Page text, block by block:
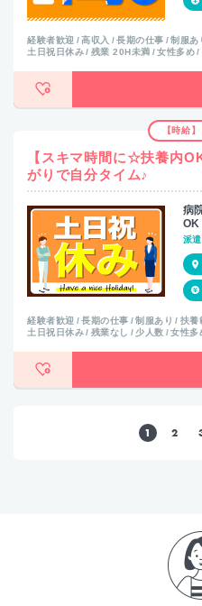
経験者歓迎 高収入 長期の仕事 制服あ
土日祝日休み
残業 20H未満 女性多め
【時給
【スキマ時間に☆扶養内
がりで自分タイム♪
病
OK
派
経験者歓迎 長期の仕事 制服あり 扶養
土日祝日休み
残業なし 少人数 女性多
1 2